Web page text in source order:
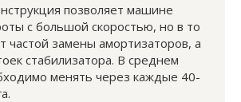
позволяет машине
с большой скоростью, но в то
частой замены амортизаторов, а
стабилизатора. В среднем
менять через каждые 40-